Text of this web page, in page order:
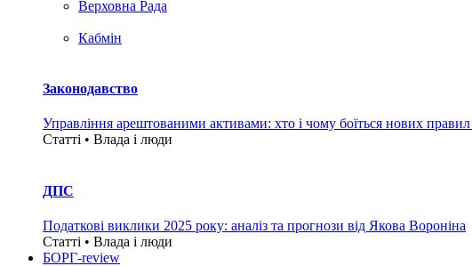
Верховна Рада
Кабмін
Законодавство
Управління арештованими активами: хто і чому боїться нових
Статті • Влада i люди
ДПС
Податкові виклики 2025 року: аналіз та прогнози від Якова Вороніна
Статті • Влада i люди
БОРГ-review